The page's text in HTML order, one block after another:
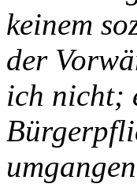
keinem
der
ich nicht;